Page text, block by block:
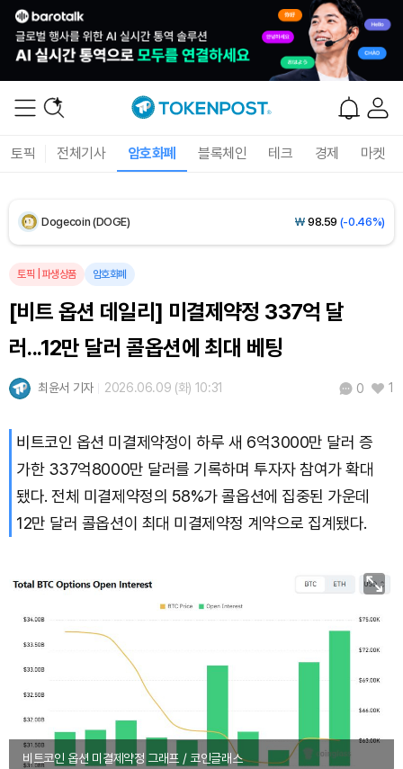
토픽 전체기사 암호화폐 블록체인 테크 경제 마켓
XRP (XRP) ₩1,455(-0.20%)
Dogecoin (DOGE) ₩ 98.59 (-0.46%)
Bitcoin (BTC)
토픽 파생상품 암호화폐
[비트 옵션 데일리] 미결제약정 337억 달
러...12만 달러 콜옵션에 최대 베팅
최윤서 기자 2026.06.09 (화) 10:31 0 1
비트코인 옵션 미결제약정이 하루 새 6억3000만 달러 증
가한 337억8000만 달러를 기록하며 투자자 참여가 확대
됐다. 전체 미결제약정의 58%가 콜옵션에 집중된 가운데
12만 달러 콜옵션이 최대 미결제약정 계약으로 집계됐다.
비트코인 옵션 미결제약정 그래프 / 코인글래스